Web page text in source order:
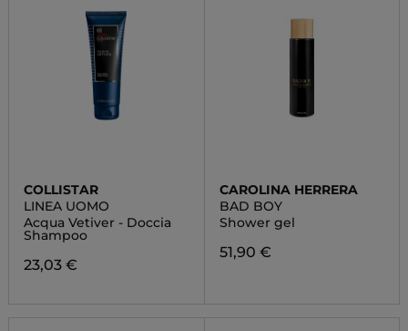
COLLISTAR
LINEA UOMO
Acqua Vetiver - Doccia
Shampoo
23,03 €
CAROLINA HERRERA
BAD BOY
Shower gel
51,90 €